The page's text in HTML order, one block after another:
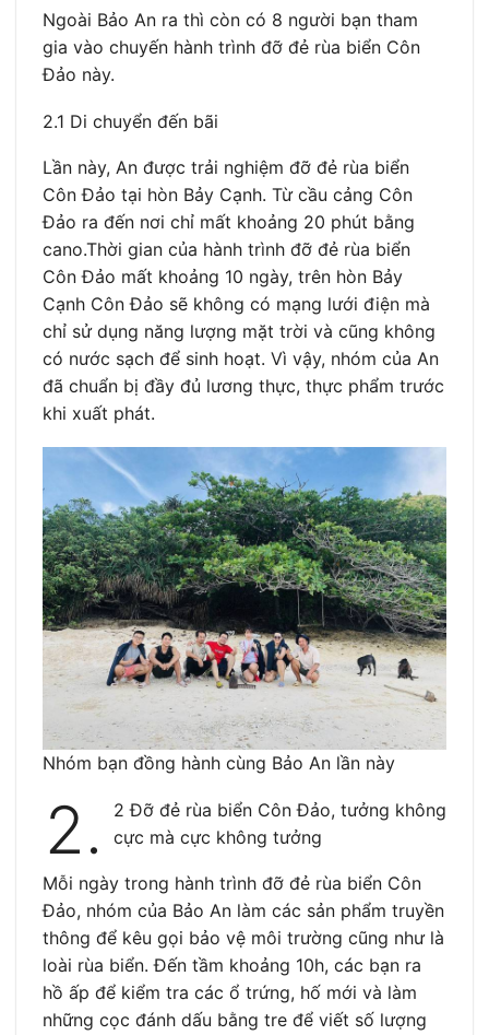
Ngoài Bảo An ra thì còn có 8 người bạn tham
gia vào chuyến hành trình đỡ đẻ rùa biển Côn
Đảo này.
2.1 Di chuyển đến bãi
Lần này, An được trải nghiệm đỡ đẻ rùa biển
Côn Đảo tại hòn Bảy Cạnh. Từ cầu cảng Côn
Đảo ra đến nơi chỉ mất khoảng 20 phút bằng
cano.Thời gian của hành trình đỡ đẻ rùa biển
Côn Đảo mất khoảng 10 ngày, trên hòn Bảy
Cạnh Côn Đảo sẽ không có mạng lưới điện mà
chỉ sử dụng năng lượng mặt trời và cũng không
có nước sạch để sinh hoạt. Vì vậy, nhóm của An
đã chuẩn bị đầy đủ lương thực, thực phẩm trước
khi xuất phát.
Nhóm bạn đồng hành cùng Bảo An lần này
2.
2 Đỡ đẻ rùa biển Côn Đảo, tưởng không
cực mà cực không tưởng
Mỗi ngày trong hành trình đỡ đẻ rùa biển Côn
Đảo, nhóm của Bảo An làm các sản phẩm truyền
thông để kêu gọi bảo vệ môi trường cũng như là
loài rùa biển. Đến tầm khoảng 10h, các bạn ra
hồ ấp để kiểm tra các ổ trứng, hố mới và làm
những cọc đánh dấu bằng tre để viết số lượng